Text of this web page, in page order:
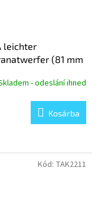
leichter
(81 mm
- odeslání ihned
Kosárba
Kód: TAK2211